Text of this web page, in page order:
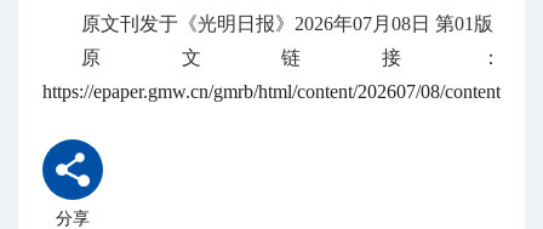
原文刊发于《光明日报》 2026年07月08日 第01版
原文链接：
https://epaper.gmw.cn/gmrb/html/content/202607/08/
分享